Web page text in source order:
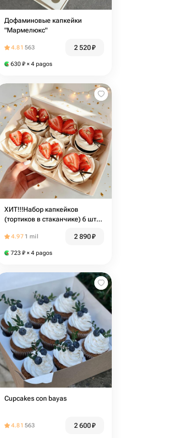
Дофаминовые капкейки
"Мармелюкс"
4.81 563 2 520₽
630 ₽ × 4 pagos
ХИТ!!!Набор капкейков
(тортиков в стаканчике) 6 шт
подарок,маме ,сестре ,
парню, папе
4.97 1 mil 2 890₽
723 ₽ × 4 pagos
Cupcakes con bayas
4.81 563 2 600₽